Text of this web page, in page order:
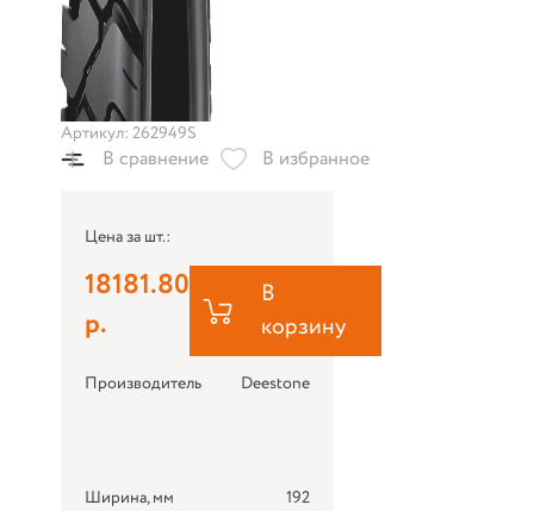
Артикул: 262949S
В сравнение В избранное
Цена за шт.:
18181.80
р.
В
корзину
Производитель Deestone
Ширина, мм
192